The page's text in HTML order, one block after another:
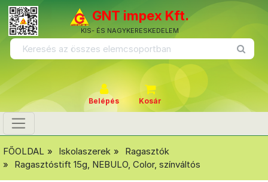
GNT impex Kft.
KIS- ÉS NAGYKERESKEDELEM
Belépés Kosár
FŐOLDAL Iskolaszerek
Ragasztók
Ragasztóstift 15g, NEBULO, Color, színváltós